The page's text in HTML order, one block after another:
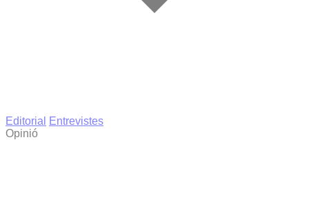
Editorial
Entrevistes
Opinió